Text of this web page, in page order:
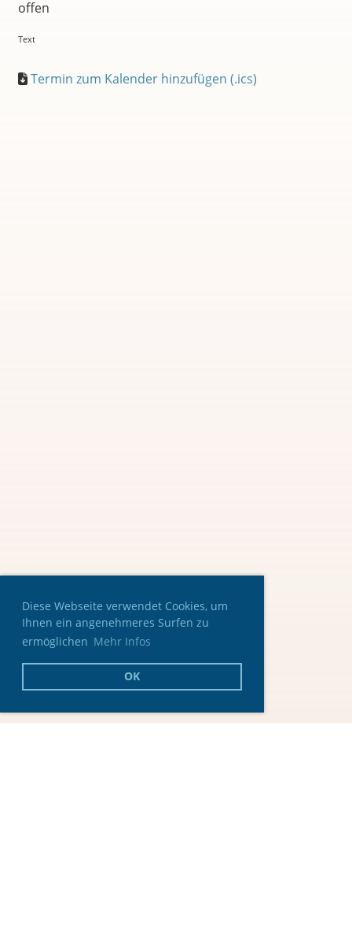
Diese Webseite verwendet Cookies, um
Ihnen ein angenehmeres Surfen zu
ermöglichen Mehr Infos
OK
offen
Text
Termin zum Kalender hinzufügen (.ics)